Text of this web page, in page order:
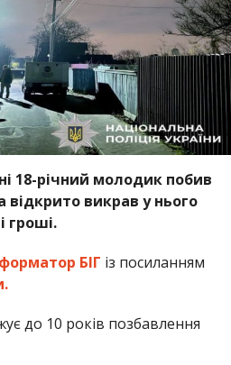
18-річний молодик побив
відкрито викрав у нього
гроші.
БІГ із посиланням
до 10 років позбавлення